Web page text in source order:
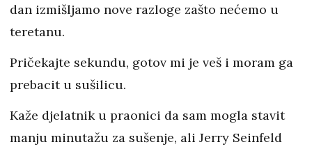
dan izmišljamo nove razloge zašto nećemo u
teretanu.
Pričekajte sekundu, gotov mi je veš i moram ga
prebacit u sušilicu.
Kaže djelatnik u praonici da sam mogla stavit
manju minutažu za sušenje, ali Jerry Seinfeld